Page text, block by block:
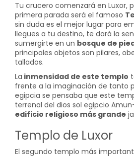
Tu crucero comenzará en Luxor,
primera parada será el famoso
sin duda es el mejor lugar para
llegues a tu destino, te dará la
sumergirte en un bosque de
principales objetos son pilares,
tallados.
La inmensidad de este templo
frente a la imaginación de tanto
egipcia se pensaba que este
terrenal del dios sol egipcio
edificio religioso más grande
Templo de Luxor
El segundo templo más